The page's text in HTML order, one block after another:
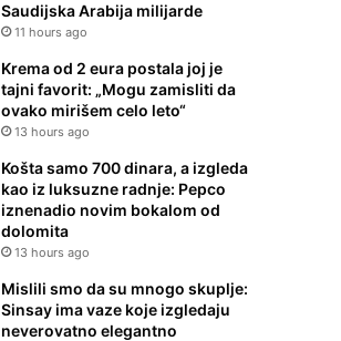
Saudijska Arabija milijarde
11 hours ago
Krema od 2 eura postala joj je
tajni favorit: „Mogu zamisliti da
ovako mirišem celo leto“
13 hours ago
Košta samo 700 dinara, a izgleda
kao iz luksuzne radnje: Pepco
iznenadio novim bokalom od
dolomita
13 hours ago
Mislili smo da su mnogo skuplje:
Sinsay ima vaze koje izgledaju
neverovatno elegantno